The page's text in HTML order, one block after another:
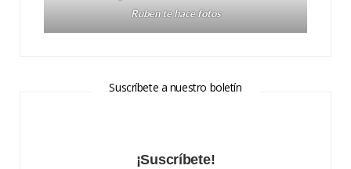
Ruben te hace fotos
Suscríbete a nuestro boletín
¡Suscríbete!